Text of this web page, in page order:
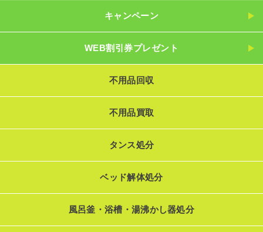
キャンペーン
WEB割引券プレゼント
不用品回収
不用品買取
タンス処分
ベッド解体処分
風呂釜・浴槽・湯沸かし器処分